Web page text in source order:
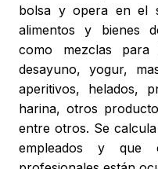
bolsa y opera en el
alimentos y bienes
como mezclas
desayuno, yogur,
aperitivos, helados,
harina, otros
entre otros. Se
empleados y